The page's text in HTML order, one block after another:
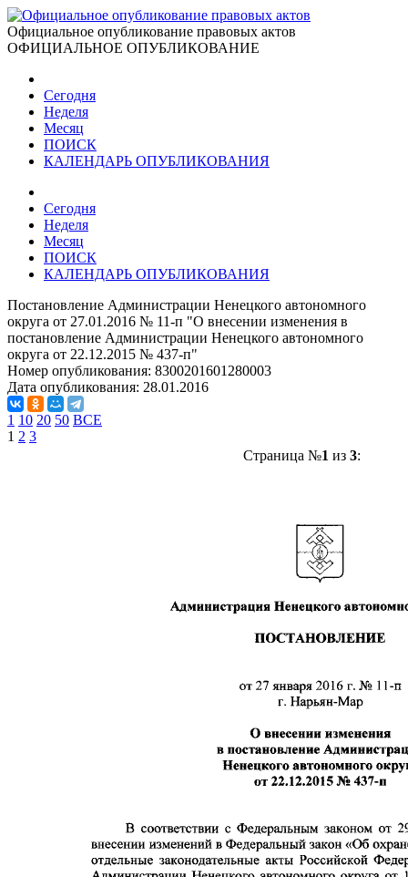
Официальное опубликование правовых актов
ОФИЦИАЛЬНОЕ ОПУБЛИКОВАНИЕ
Сегодня
Неделя
Месяц
ПОИСК
КАЛЕНДАРЬ ОПУБЛИКОВАНИЯ
Сегодня
Неделя
Месяц
ПОИСК
КАЛЕНДАРЬ ОПУБЛИКОВАНИЯ
Постановление Администрации Ненецкого автономного
округа от 27.01.2016 № 11-п "О внесении изменения в
постановление Администрации Ненецкого автономного
округа от 22.12.2015 № 437-п"
Номер опубликования: 8300201601280003
Дата опубликования: 28.01.2016
1 10 20 50 ВСЕ
1 2 3
Страница №1 из 3: